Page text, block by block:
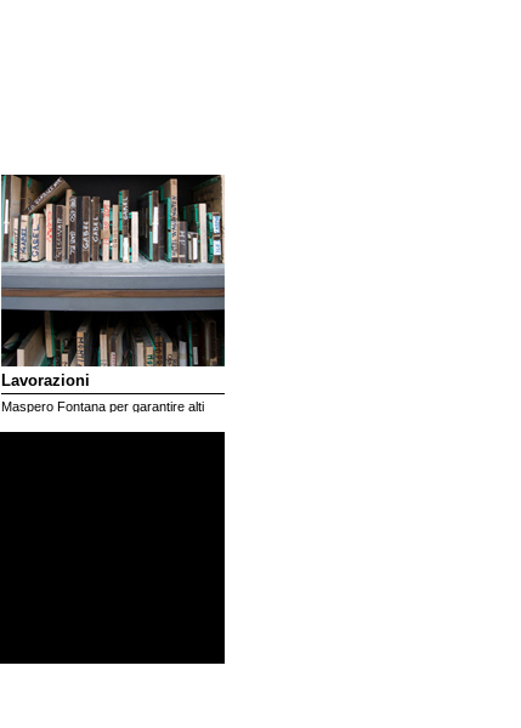
Lavorazioni
Maspero Fontana per garantire alti